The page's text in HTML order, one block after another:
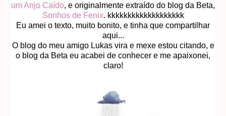
um Anjo Caído, e originalmente extraído do blog da Beta,
Sonhos de Fenix. kkkkkkkkkkkkkkkkkkk
Eu amei o texto, muito bonito, e tinha que compartilhar
aqui...
O blog do meu amigo Lukas vira e mexe estou citando, e
o blog da Beta eu acabei de conhecer e me apaixonei,
claro!